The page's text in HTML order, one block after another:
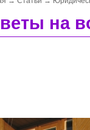
на